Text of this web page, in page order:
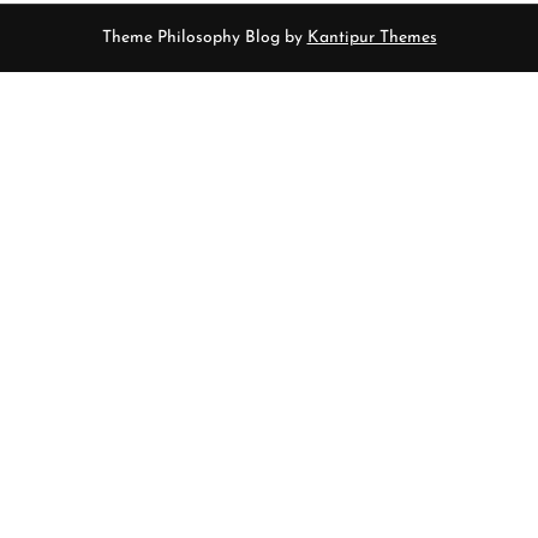
Theme Philosophy Blog by Kantipur Themes